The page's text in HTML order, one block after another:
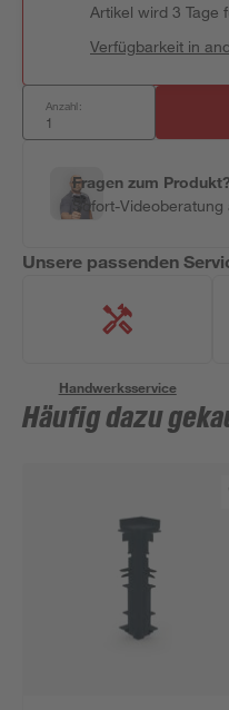
Artikel wird 3 Tage
Verfügbarkeit in
Anzahl:
Fragen zum Produkt?
Sofort-
Unsere passenden
Handwerksservice
Häufig dazu